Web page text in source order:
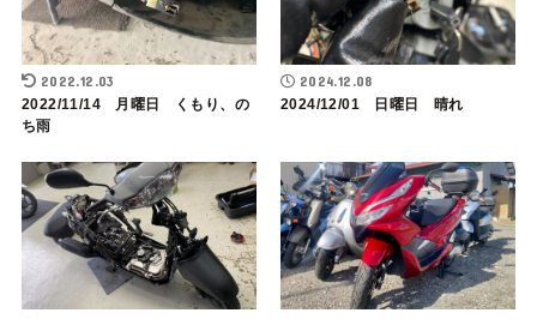
2022.12.03
2022/11/14 月曜日 くもり、の
ち雨
2024.12.08
2024/12/01 日曜日 晴れ